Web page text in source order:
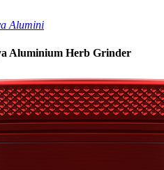
Alumini
Aluminium Herb Grinder